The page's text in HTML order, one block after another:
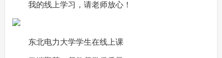
我的线上学习，请老师放心！
东北电力大学学生在线上课